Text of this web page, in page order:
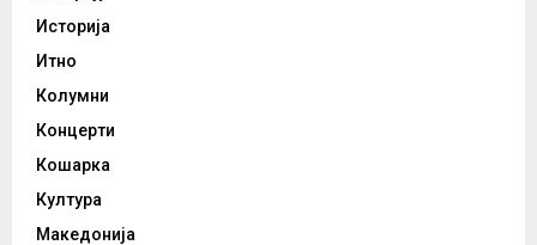
Историја
Итно
Колумни
Концерти
Кошарка
Култура
Македонија